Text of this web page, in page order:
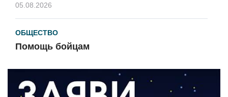
05.08.2026
ОБЩЕСТВО
Помощь бойцам
ВЛАСТЬ